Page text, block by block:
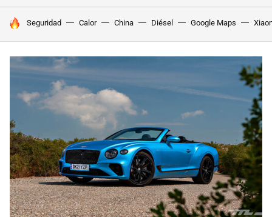
HOY SE HABLA DE
Seguridad Calor China Diésel Google Maps